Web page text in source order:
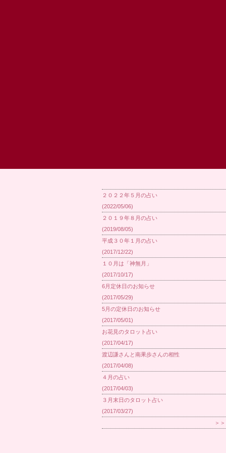
２０２２年５月の占い
(2022/05/06)
２０１９年８月の占い
(2019/08/05)
平成３０年１月の占い
(2017/12/22)
１０月は「神無月」
(2017/10/17)
6月定休日のお知らせ
(2017/05/29)
5月の定休日のお知らせ
(2017/05/01)
お花見のタロット占い
(2017/04/17)
渡辺謙さんと南果歩さんの相性
(2017/04/08)
４月の占い
(2017/04/03)
３月末日のタロット占い
(2017/03/27)
＞